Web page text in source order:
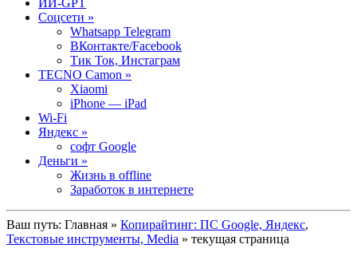
Cоцсети »
Whatsapp Telegram
ВКонтакте/Facebook
Тик Ток, Инстаграм
TECNO Camon »
Xiaomi
iPhone — iPad
Wi-Fi
Яндекс »
софт Google
Деньги »
Жизнь в offline
Заработок в интернете
Ваш путь: Главная » Копирайтинг: ПС Google, Яндекс,
Текстовые инструменты, Media » текущая страница